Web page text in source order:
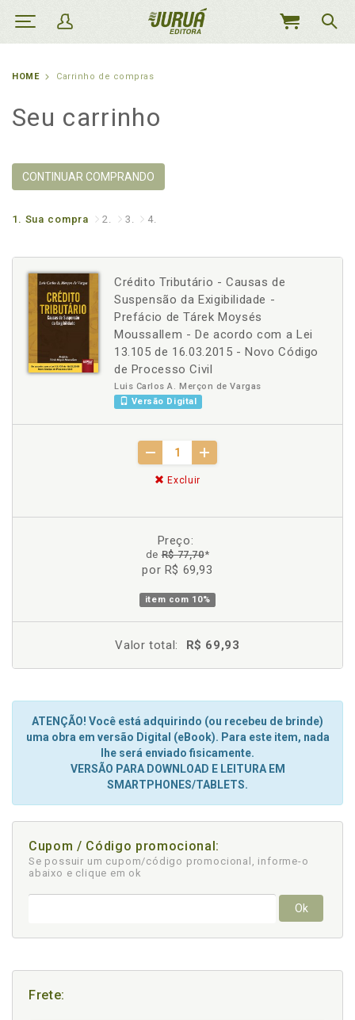
MEU
HOME Carrinho de compras
Seu carrinho
CONTINUAR COMPRANDO
1. Sua compra 2. 3. 4.
Crédito Tributário - Causas de
Suspensão da Exigibilidade -
Prefácio de Tárek Moysés
Moussallem - De acordo com a Lei
13.105 de 16.03.2015 - Novo Código
de Processo Civil
Luis Carlos A. Merçon de Vargas
Versão Digital
Excluir
Preço:
deR$ 77,70*
por R$ 69,93
item com 10%
Valor total: R$ 69,93
ATENÇÃO! Você está adquirindo (ou recebeu de brinde)
uma obra em versão Digital (eBook). Para este item, nada
lhe será enviado fisicamente.
VERSÃO PARA DOWNLOAD E LEITURA EM
SMARTPHONES/TABLETS.
Cupom / Código promocional:
Se possuir um cupom/código promocional, informe-o
abaixo e clique em ok
Ok
Frete: